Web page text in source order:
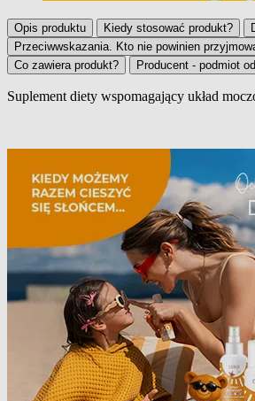
Opis produktu Kiedy stosować produkt?
Przeciwwskazania. Kto nie powinien
Co zawiera produkt?
Producent - podmiot
Suplement diety wspomagający układ